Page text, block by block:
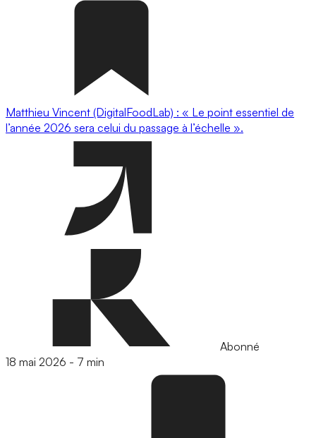
Matthieu Vincent (DigitalFoodLab) : « Le point essentiel de
l’année 2026 sera celui du passage à l’échelle ».
Abonné
18 mai 2026 - 7 min